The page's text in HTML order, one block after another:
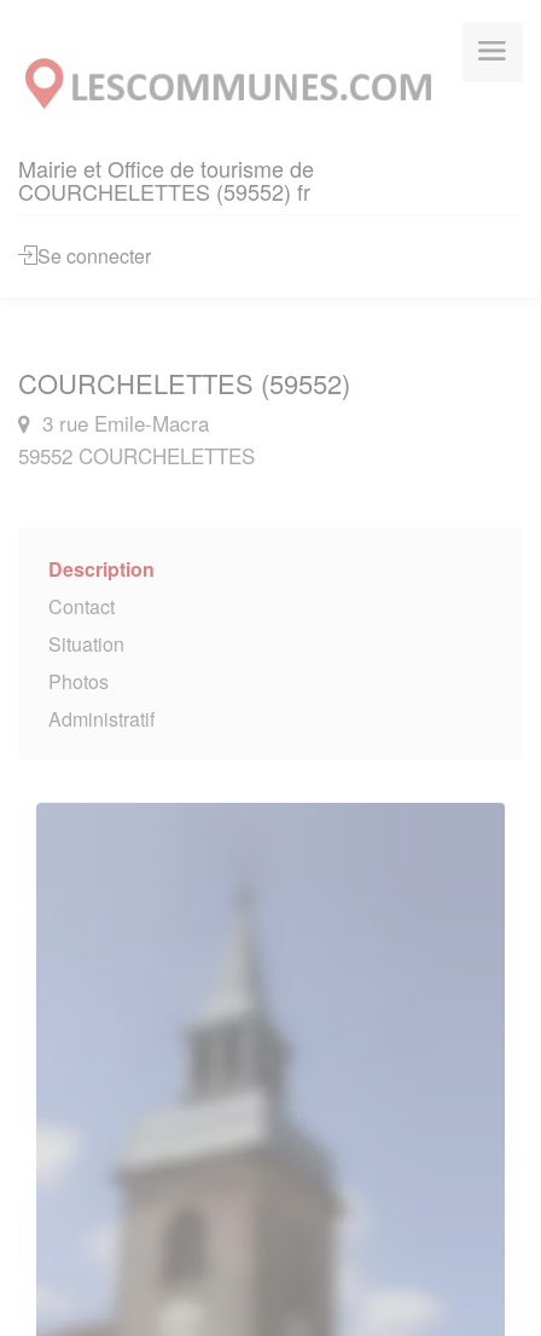
Mairie et Office de tourisme de
COURCHELETTES (59552) fr
Se connecter
COURCHELETTES (59552)
3 rue Emile-Macra
59552 COURCHELETTES
Description
Contact
Situation
Photos
Administratif